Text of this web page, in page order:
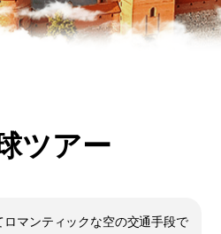
ツアー
マンティックな空の交通手段で